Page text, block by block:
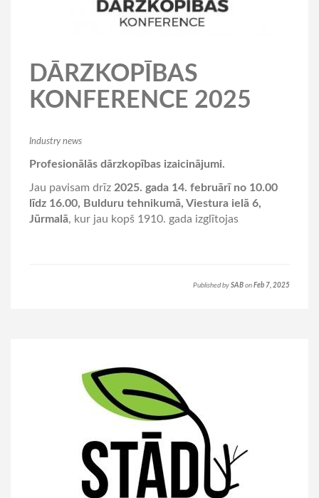
DĀRZKOPĪBAS
KONFERENCE 2025
Industry news
Profesionālās dārzkopības izaicinājumi.
Jau pavisam drīz 2025. gada 14. februārī no 10.00
līdz 16.00, Bulduru tehnikumā, Viestura ielā 6,
Jūrmalā, kur jau kopš 1910. gada izglītojas
Published by SAB on Feb 7, 2025